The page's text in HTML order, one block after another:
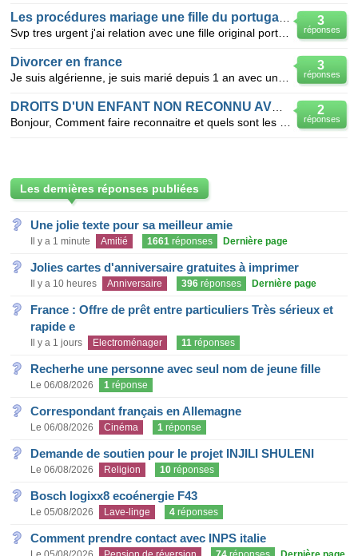
3
réponses
3
réponses
Divorcer en france
2
réponses
Les dernières réponses publiées
Une jolie texte pour sa meilleur amie
Il y a 1 minute Amitié 1661 réponses Dernière page
Jolies cartes d'anniversaire gratuites à imprimer
Il y a 10 heures Anniversaire 396 réponses Dernière page
France : Offre de prêt entre particuliers Très sérieux et
rapide e
Il y a 1 jours Electroménager 11 réponses
Recherhe une personne avec seul nom de jeune fille
Le 06/08/2026 1 réponse
Correspondant français en Allemagne
Le 06/08/2026 Cinéma 1 réponse
Demande de soutien pour le projet INJILI SHULENI
Le 06/08/2026 Religion 10 réponses
Bosch logixx8 ecoénergie F43
Le 05/08/2026 Lave-linge 4 réponses
Comment prendre contact avec INPS italie